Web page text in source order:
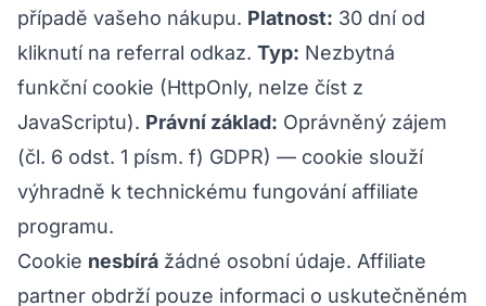
případě vašeho nákupu. Platnost: 30 dní od
kliknutí na referral odkaz. Typ: Nezbytná
funkční cookie (HttpOnly, nelze číst z
JavaScriptu). Právní základ: Oprávněný zájem
(čl. 6 odst. 1 písm. f) GDPR) — cookie slouží
výhradně k technickému fungování affiliate
programu.
Cookie nesbírá žádné osobní údaje. Affiliate
partner obdrží pouze informaci o uskutečněném